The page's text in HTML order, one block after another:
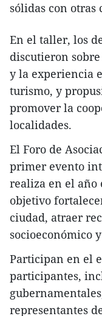
sólidas con otras
En el taller, los
discutieron
y la experiencia
turismo, y
promover la
localidades.
El Foro de
primer evento
realiza en el año
objetivo
ciudad, atraer
socioeconómico
Participan en el
participantes,
representantes